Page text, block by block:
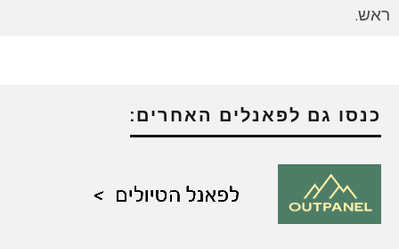
ראש.
כנסו גם לפאנלים האחרים: